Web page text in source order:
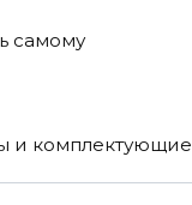
самому
и комплектующие